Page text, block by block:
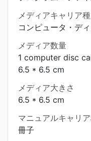
メディアキャリア
コンピュータ・デ
メディア数量
1 computer disc
6.5 * 6.5 cm
メディア大きさ
6.5 * 6.5 cm
マニュアルキャリ
冊子